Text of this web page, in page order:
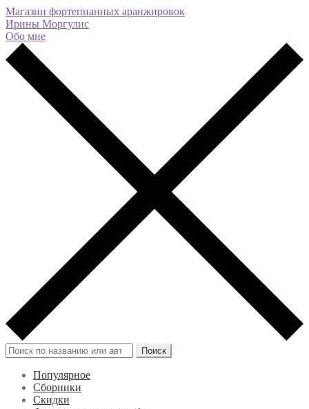
Магазин фортепианных аранжировок
Ирины Моргулис
Обо мне
Искать: Поиск
Популярное
Сборники
Скидки